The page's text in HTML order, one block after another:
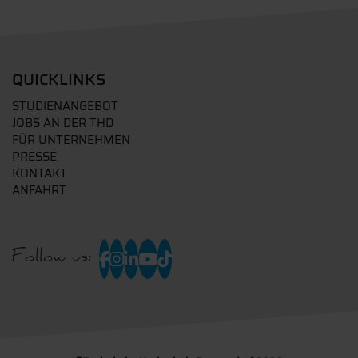
QUICKLINKS
STUDIENANGEBOT
JOBS AN DER THD
FÜR UNTERNEHMEN
PRESSE
KONTAKT
ANFAHRT
Follow us: